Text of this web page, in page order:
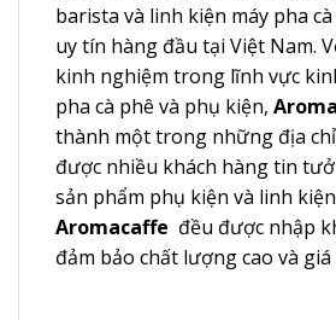
barista và linh kiện máy pha
uy tín hàng đầu tại Việt Nam.
kinh nghiệm trong lĩnh vực
pha cà phê và phụ kiện,
thành một trong những địa
được nhiều khách hàng tin
sản phẩm phụ kiện và linh
Aromacaffe đều được nhập
đảm bảo chất lượng cao và giá